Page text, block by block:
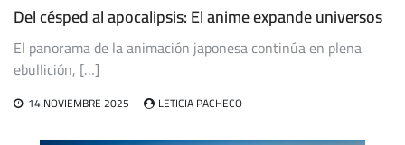
Del césped al apocalipsis: El anime expande universos
El panorama de la animación japonesa continúa en plena
ebullición, […]
14 NOVIEMBRE 2025 LETICIA PACHECO